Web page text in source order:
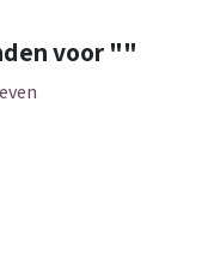
voor ""